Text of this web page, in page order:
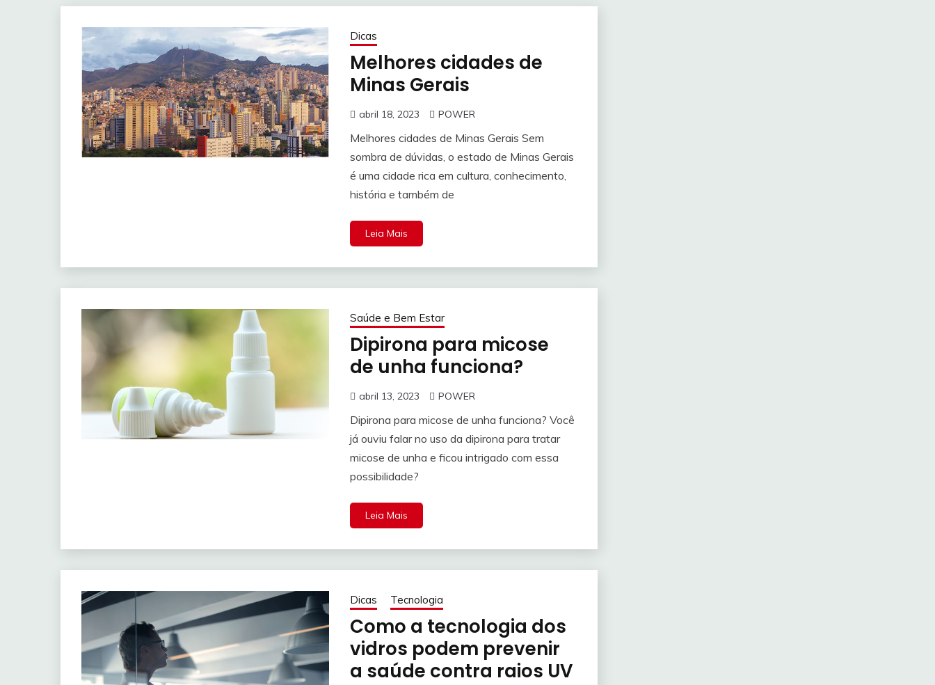
Dicas
Melhores cidades de
Minas Gerais
abril 18, 2023 POWER
Melhores cidades de Minas Gerais Sem
sombra de dúvidas, o estado de Minas Gerais
é uma cidade rica em cultura, conhecimento,
história e também de
Leia Mais
Saúde e Bem Estar
Dipirona para micose
de unha funciona?
abril 13, 2023 POWER
Dipirona para micose de unha funciona? Você
já ouviu falar no uso da dipirona para tratar
micose de unha e ficou intrigado com essa
possibilidade?
Leia Mais
Dicas Tecnologia
Como a tecnologia dos
vidros podem prevenir
a saúde contra raios UV